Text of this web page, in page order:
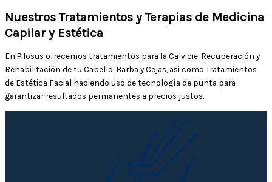
Nuestros Tratamientos y Terapias de Medicina
Capilar y Estética
En Pilosus ofrecemos tratamientos para la Calvicie, Recuperación y
Rehabilitación de tu Cabello, Barba y Cejas, asi como Tratamientos
de Estética Facial haciendo uso de tecnología de punta para
garantizar resultados permanentes a precios justos.